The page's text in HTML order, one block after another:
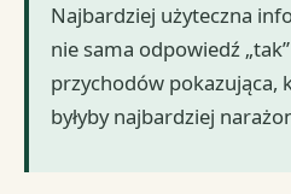
Najbardziej użyteczna
nie sama odpowiedź
przychodów pokazująca,
byłyby najbardziej